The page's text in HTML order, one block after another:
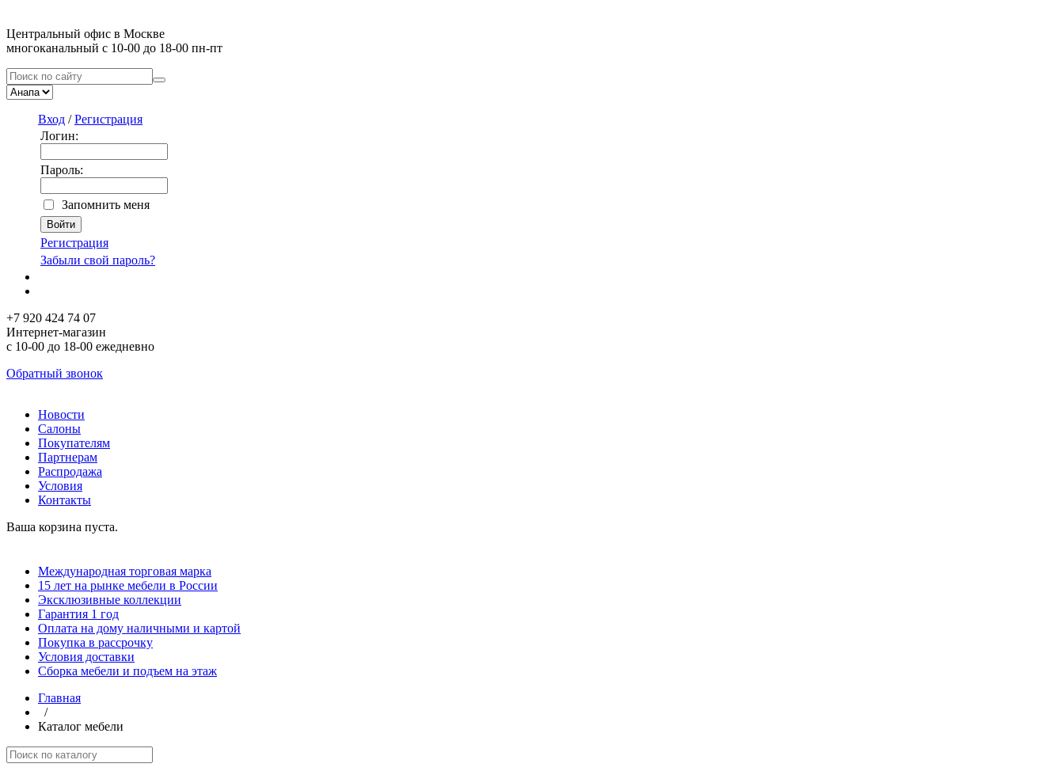
Центральный офис в Москве
многоканальный с 10-00 до 18-00 пн-пт
Вход /Регистрация
Логин:
Пароль:
Запомнить меня
Регистрация
Забыли свой пароль?
+7 920 424 74 07
Интернет-магазин
с 10-00 до 18-00 ежедневно
Обратный звонок
Новости
Салоны
Покупателям
Партнерам
Распродажа
Условия
Контакты
Ваша корзина пуста.
Международная торговая марка
15 лет на рынке мебели в России
Эксклюзивные коллекции
Гарантия 1 год
Оплата на дому наличными и картой
Покупка в рассрочку
Условия доставки
Сборка мебели и подъем на этаж
Главная
/
Каталог мебели